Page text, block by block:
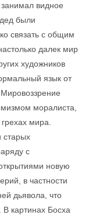
видное
были
связать с общим
далек мир
художников
язык от
моралиста,
мира.
старых
с
новую
в частности
дьявола, что
картинах Босха